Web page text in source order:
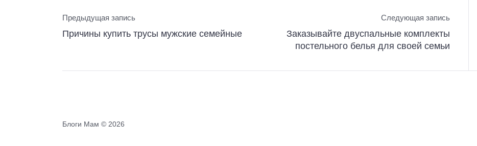
Предыдущая запись
Причины купить трусы мужские семейные
Следующая запись
Заказывайте двуспальные комплекты
постельного белья для своей семьи
Блоги Мам © 2026